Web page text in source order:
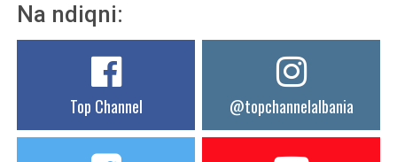
Na ndiqni:
Top Channel @topchannelalbania